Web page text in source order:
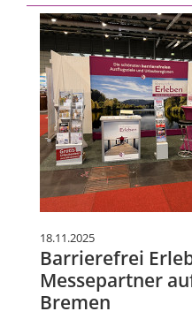
18.11.2025
Barrierefrei
Messepartner
Bremen